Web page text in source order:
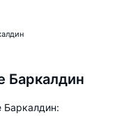
Баркалдин
Баркалдин: